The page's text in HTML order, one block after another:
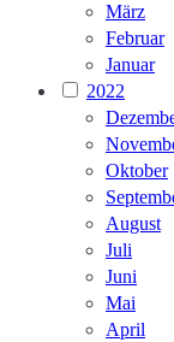
März
Februar
Januar
2022
Oktober
August
Juli
Juni
Mai
April